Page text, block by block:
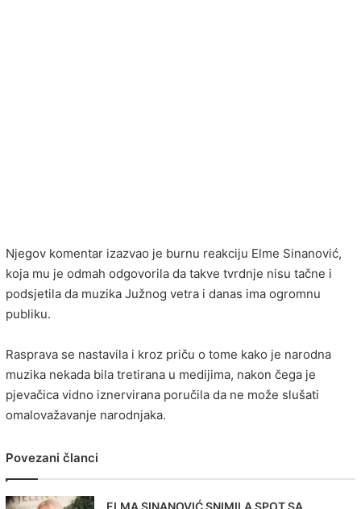
Njegov komentar izazvao je burnu reakciju Elme Sinanović,
koja mu je odmah odgovorila da takve tvrdnje nisu tačne i
podsjetila da muzika Južnog vetra i danas ima ogromnu
publiku.
Rasprava se nastavila i kroz priču o tome kako je narodna
muzika nekada bila tretirana u medijima, nakon čega je
pjevačica vidno iznervirana poručila da ne može slušati
omalovažavanje narodnjaka.
Povezani članci
ELMA SINANOVIĆ SNIMILA SPOT SA